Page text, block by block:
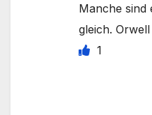
Manche sind
gleich.
1